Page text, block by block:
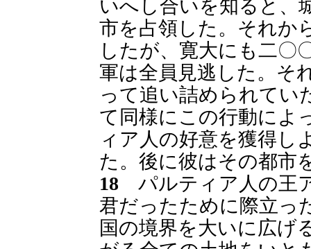
いへし合いを知ると、
市を占領した。それか
したが、寛大にも二〇
軍は全員見逃した。そ
って追い詰められてい
て同様にこの行動によ
ィア人の好意を獲得し
た。後に彼はその都市
18 パルティア人の王
君だったために際立っ
国の境界を大いに広げ